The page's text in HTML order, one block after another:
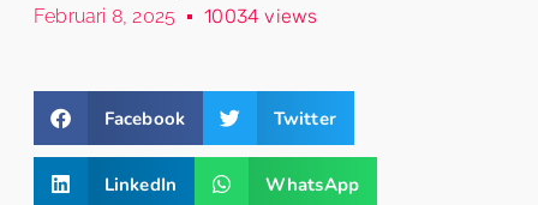
Februari 8, 2025 10034 views
Facebook Twitter
LinkedIn WhatsApp